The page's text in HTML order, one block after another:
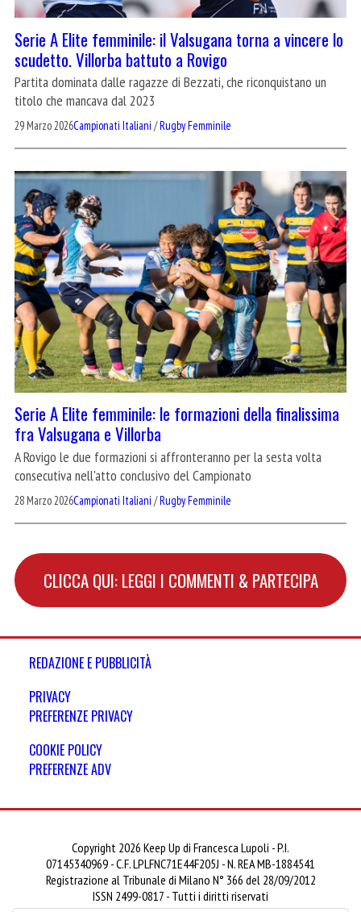
Serie A Elite femminile: il Valsugana torna a vincere lo
scudetto. Villorba battuto a Rovigo
Partita dominata dalle ragazze di Bezzati, che riconquistano un
titolo che mancava dal 2023
29 Marzo 2026Campionati Italiani /Rugby Femminile
Serie A Elite femminile: le formazioni della finalissima
fra Valsugana e Villorba
A Rovigo le due formazioni si affronteranno per la sesta volta
consecutiva nell'atto conclusivo del Campionato
28 Marzo 2026Campionati Italiani /Rugby Femminile
CLICCA QUI: LEGGI I COMMENTI & PARTECIPA
REDAZIONE E PUBBLICITÀ
PRIVACY
PREFERENZE PRIVACY
COOKIE POLICY
PREFERENZE ADV
Copyright 2026 Keep Up di Francesca Lupoli - P.I.
07145340969 - C.F. LPLFNC71E44F205J - N. REA MB-1884541
Registrazione al Tribunale di Milano N° 366 del 28/09/2012
ISSN 2499-0817 - Tutti i diritti riservati